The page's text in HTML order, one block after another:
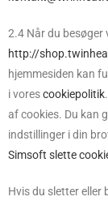
2.4 Når du besøger
http://
hjemmesiden kan
i vorescookiepolitik
af cookies. Du kan
indstillinger i din
Simsoft slette
Hvis du sletter eller